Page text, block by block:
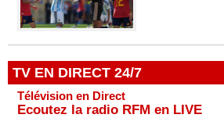
TV EN DIRECT 24/7
Télévision en Direct
Ecoutez la radio RFM en LIVE